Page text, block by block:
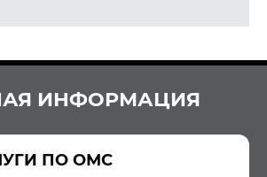
ИНФОРМАЦИЯ
ПО ОМС